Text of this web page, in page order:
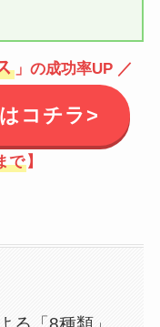
」の成功率UP ／
コチラ>
で 】